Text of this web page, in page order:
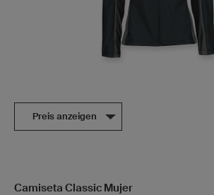
Preis anzeigen
Camiseta Classic Mujer